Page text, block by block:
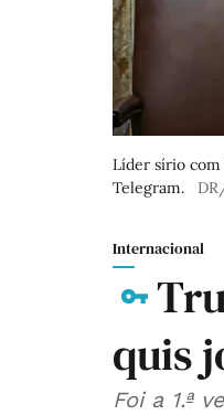
Líder sírio com
Telegram.
Internacional
quis
Foi a 1.ª